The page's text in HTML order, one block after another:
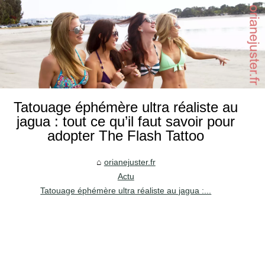
Tatouage éphémère ultra réaliste au
jagua : tout ce qu’il faut savoir pour
adopter The Flash Tattoo
orianejuster.fr
Actu
Tatouage éphémère ultra réaliste au jagua :...